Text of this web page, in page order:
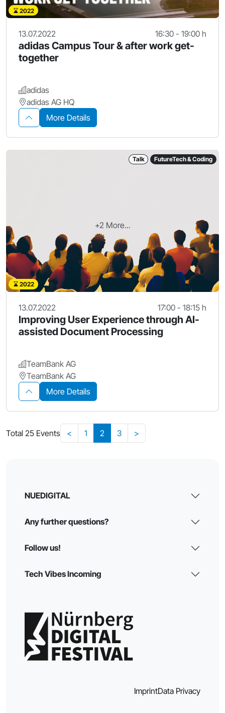
2022
13.07.2022 16:30 - 19:00 h
adidas Campus Tour & after work get-
together
adidas
adidas AG HQ
More Details
+2 More...
Talk FutureTech & Coding
2022
13.07.2022 17:00 - 18:15 h
Improving User Experience through AI-
assisted Document Processing
TeamBank AG
TeamBank AG
More Details
Total 25 Events < 1 2 3 >
NUEDIGITAL
Any further questions?
Follow us!
Tech Vibes Incoming
ImprintData Privacy